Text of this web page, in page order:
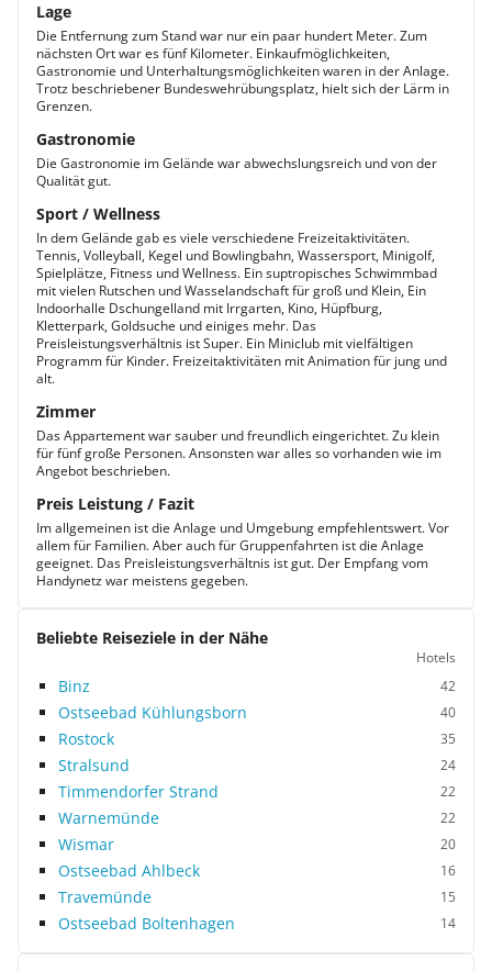
Lage
Die Entfernung zum Stand war nur ein paar hundert Meter. Zum
nächsten Ort war es fünf Kilometer. Einkaufmöglichkeiten,
Gastronomie und Unterhaltungsmöglichkeiten waren in der Anlage.
Trotz beschriebener Bundeswehrübungsplatz, hielt sich der Lärm in
Grenzen.
Gastronomie
Die Gastronomie im Gelände war abwechslungsreich und von der
Qualität gut.
Sport / Wellness
In dem Gelände gab es viele verschiedene Freizeitaktivitäten.
Tennis, Volleyball, Kegel und Bowlingbahn, Wassersport, Minigolf,
Spielplätze, Fitness und Wellness. Ein suptropisches Schwimmbad
mit vielen Rutschen und Wasselandschaft für groß und Klein, Ein
Indoorhalle Dschungelland mit Irrgarten, Kino, Hüpfburg,
Kletterpark, Goldsuche und einiges mehr. Das
Preisleistungsverhältnis ist Super. Ein Miniclub mit vielfältigen
Programm für Kinder. Freizeitaktivitäten mit Animation für jung und
alt.
Zimmer
Das Appartement war sauber und freundlich eingerichtet. Zu klein
für fünf große Personen. Ansonsten war alles so vorhanden wie im
Angebot beschrieben.
Preis Leistung / Fazit
Im allgemeinen ist die Anlage und Umgebung empfehlentswert. Vor
allem für Familien. Aber auch für Gruppenfahrten ist die Anlage
geeignet. Das Preisleistungsverhältnis ist gut. Der Empfang vom
Handynetz war meistens gegeben.
Beliebte Reiseziele in der Nähe
Hotels
Binz 42
Ostseebad Kühlungsborn 40
Rostock 35
Stralsund 24
Timmendorfer Strand 22
Warnemünde 22
Wismar 20
Ostseebad Ahlbeck 16
Travemünde 15
Ostseebad Boltenhagen 14